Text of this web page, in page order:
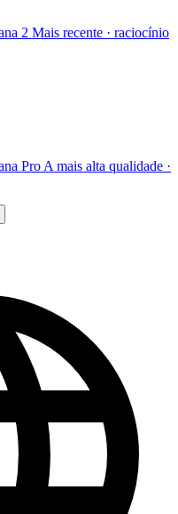
2 Mais recente · raciocínio
Pro A mais alta qualidade ·